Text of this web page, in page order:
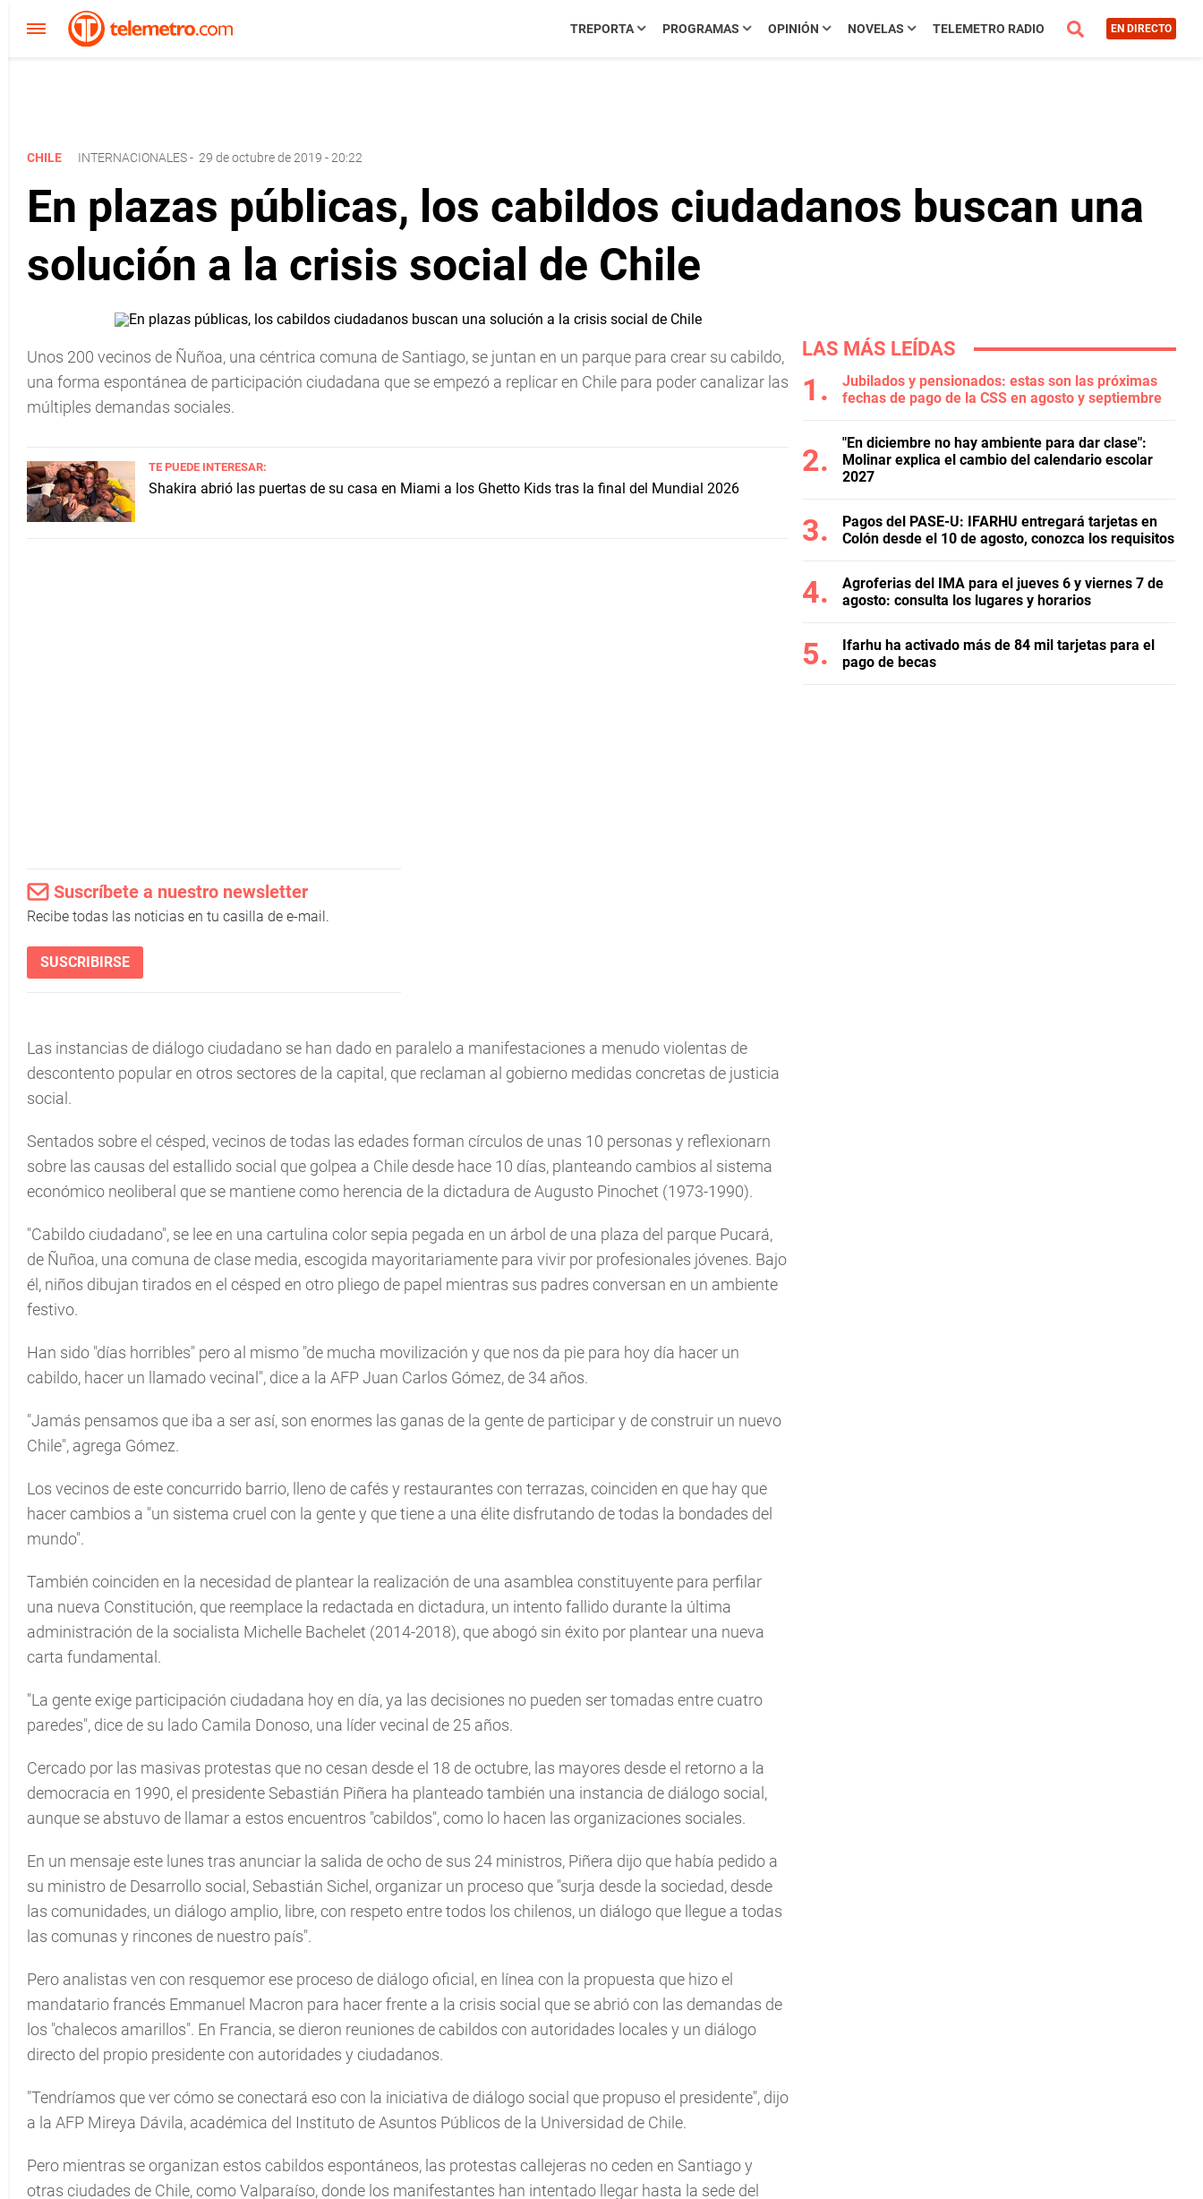
TREPORTA PROGRAMAS OPINIÓN NOVELAS TELEMETRO RADIO EN DIRECTO
CHILE INTERNACIONALES- 29 de octubre de 2019 - 20:22
En plazas públicas, los cabildos ciudadanos buscan una
solución a la crisis social de Chile
Unos 200 vecinos de Ñuñoa, una céntrica comuna de Santiago, se juntan en un parque para crear su cabildo,
una forma espontánea de participación ciudadana que se empezó a replicar en Chile para poder canalizar las
múltiples demandas sociales.
TE PUEDE INTERESAR:
Shakira abrió las puertas de su casa en Miami a los Ghetto Kids tras la final del Mundial 2026
Suscríbete a nuestro newsletter
Recibe todas las noticias en tu casilla de e-mail.
SUSCRIBIRSE
Las instancias de diálogo ciudadano se han dado en paralelo a manifestaciones a menudo violentas de
descontento popular en otros sectores de la capital, que reclaman al gobierno medidas concretas de justicia
social.
Sentados sobre el césped, vecinos de todas las edades forman círculos de unas 10 personas y reflexionarn
sobre las causas del estallido social que golpea a Chile desde hace 10 días, planteando cambios al sistema
económico neoliberal que se mantiene como herencia de la dictadura de Augusto Pinochet (1973-1990).
"Cabildo ciudadano", se lee en una cartulina color sepia pegada en un árbol de una plaza del parque Pucará,
de Ñuñoa, una comuna de clase media, escogida mayoritariamente para vivir por profesionales jóvenes. Bajo
él, niños dibujan tirados en el césped en otro pliego de papel mientras sus padres conversan en un ambiente
festivo.
Han sido "días horribles" pero al mismo "de mucha movilización y que nos da pie para hoy día hacer un
cabildo, hacer un llamado vecinal", dice a la AFP Juan Carlos Gómez, de 34 años.
"Jamás pensamos que iba a ser así, son enormes las ganas de la gente de participar y de construir un nuevo
Chile", agrega Gómez.
Los vecinos de este concurrido barrio, lleno de cafés y restaurantes con terrazas, coinciden en que hay que
hacer cambios a "un sistema cruel con la gente y que tiene a una élite disfrutando de todas la bondades del
mundo".
También coinciden en la necesidad de plantear la realización de una asamblea constituyente para perfilar
una nueva Constitución, que reemplace la redactada en dictadura, un intento fallido durante la última
administración de la socialista Michelle Bachelet (2014-2018), que abogó sin éxito por plantear una nueva
carta fundamental.
"La gente exige participación ciudadana hoy en día, ya las decisiones no pueden ser tomadas entre cuatro
paredes", dice de su lado Camila Donoso, una líder vecinal de 25 años.
Cercado por las masivas protestas que no cesan desde el 18 de octubre, las mayores desde el retorno a la
democracia en 1990, el presidente Sebastián Piñera ha planteado también una instancia de diálogo social,
aunque se abstuvo de llamar a estos encuentros "cabildos", como lo hacen las organizaciones sociales.
En un mensaje este lunes tras anunciar la salida de ocho de sus 24 ministros, Piñera dijo que había pedido a
su ministro de Desarrollo social, Sebastián Sichel, organizar un proceso que "surja desde la sociedad, desde
las comunidades, un diálogo amplio, libre, con respeto entre todos los chilenos, un diálogo que llegue a todas
las comunas y rincones de nuestro país".
Pero analistas ven con resquemor ese proceso de diálogo oficial, en línea con la propuesta que hizo el
mandatario francés Emmanuel Macron para hacer frente a la crisis social que se abrió con las demandas de
los "chalecos amarillos". En Francia, se dieron reuniones de cabildos con autoridades locales y un diálogo
directo del propio presidente con autoridades y ciudadanos.
"Tendríamos que ver cómo se conectará eso con la iniciativa de diálogo social que propuso el presidente", dijo
a la AFP Mireya Dávila, académica del Instituto de Asuntos Públicos de la Universidad de Chile.
Pero mientras se organizan estos cabildos espontáneos, las protestas callejeras no ceden en Santiago y
otras ciudades de Chile, como Valparaíso, donde los manifestantes han intentado llegar hasta la sede del
LAS MÁS LEÍDAS
Jubilados y pensionados: estas son las próximas
fechas de pago de la CSS en agosto y septiembre
"En diciembre no hay ambiente para dar clase":
Molinar explica el cambio del calendario escolar
2027
Pagos del PASE-U: IFARHU entregará tarjetas en
Colón desde el 10 de agosto, conozca los requisitos
Agroferias del IMA para el jueves 6 y viernes 7 de
agosto: consulta los lugares y horarios
Ifarhu ha activado más de 84 mil tarjetas para el
pago de becas